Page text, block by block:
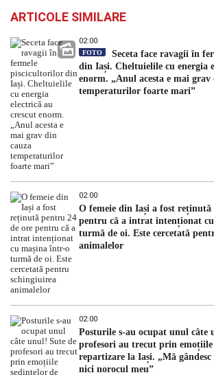
ARTICOLE SIMILARE
02:00
FOTO
Seceta face ravagii în
din Iași. Cheltuielile cu energia
enorm. „Anul acesta e mai grav
temperaturilor foarte mari”
02:00
O femeie din Iași a fost reținută
pentru că a intrat intenționat
turmă de oi. Este cercetată
animalelor
02:00
Posturile s-au ocupat unul câte
profesori au trecut prin emoțiile
repartizare la Iași. „Mă
nici norocul meu”